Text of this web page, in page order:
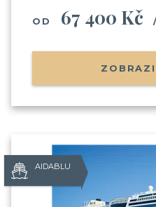
OD 67 400 Kč
AIDABLU